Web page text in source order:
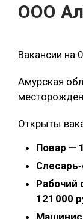
ООО
Вакансии на
Амурская
Открыты
Повар —
Рабочий
121 000